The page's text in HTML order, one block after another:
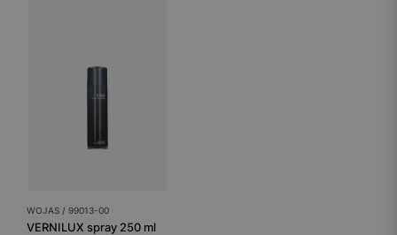
WOJAS / 99013-00
VERNILUX spray 250 ml